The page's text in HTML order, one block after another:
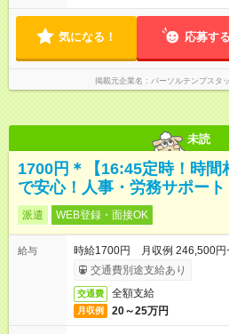
気になる！ 応募する
掲載元企業名 パーソルテンプスタ
未読
1700円＊【16:45定時！時間
で安心！人事・労務サポート
派遣 WEB登録・面接OK
給与
時給1700円 月収例 246,500円
交通費別途支給あり
交通費 全額支給
月収例 20～25万円